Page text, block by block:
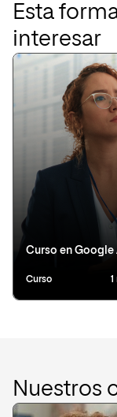
Esta
interesar
Curso en Google
Curso 1
Nuestros